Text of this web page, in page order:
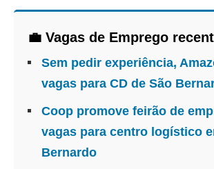
💼 Vagas de Emprego
Sem pedir experiência,
vagas para CD de São
Coop promove feirão de
vagas para centro logístico
Bernardo